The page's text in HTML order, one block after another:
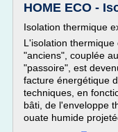
HOME ECO -
Isolation thermique
L'isolation
"anciens", couplée
"passoire", est
facture énergétique
techniques, en
bâti, de l'enveloppe
ouate humide